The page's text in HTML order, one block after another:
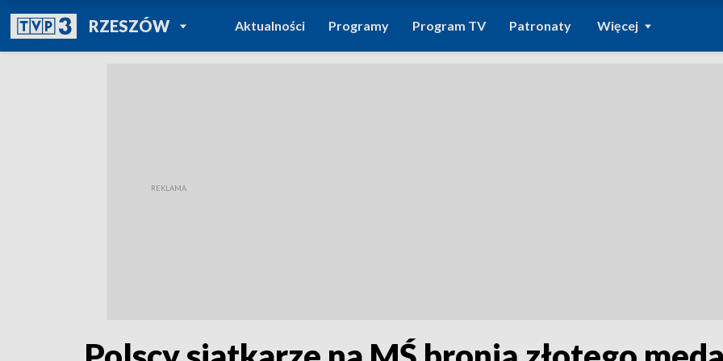
RZESZÓWPOWRÓT DO
TVP REGIONY
Aktualności Programy Program TV Patronaty Więcej